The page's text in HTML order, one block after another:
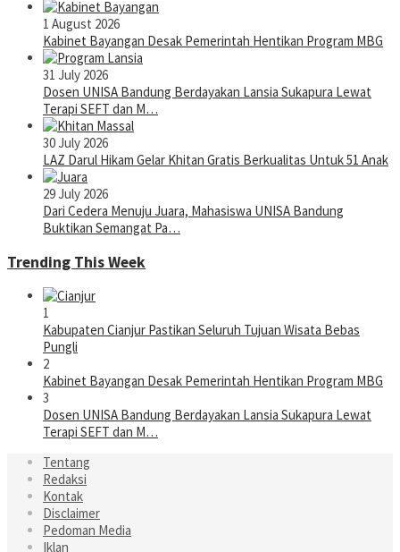
1 August 2026
Kabinet Bayangan Desak Pemerintah Hentikan Program MBG
31 July 2026
Dosen UNISA Bandung Berdayakan Lansia Sukapura Lewat
Terapi SEFT dan M…
30 July 2026
LAZ Darul Hikam Gelar Khitan Gratis Berkualitas Untuk 51 Anak
29 July 2026
Dari Cedera Menuju Juara, Mahasiswa UNISA Bandung
Buktikan Semangat Pa…
Trending This Week
1
Kabupaten Cianjur Pastikan Seluruh Tujuan Wisata Bebas
Pungli
2
Kabinet Bayangan Desak Pemerintah Hentikan Program MBG
3
Dosen UNISA Bandung Berdayakan Lansia Sukapura Lewat
Terapi SEFT dan M…
Tentang
Redaksi
Kontak
Disclaimer
Pedoman Media
Iklan